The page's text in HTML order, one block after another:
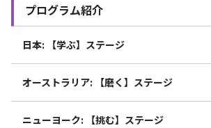
プログラム紹介
日本: 【学ぶ】ステージ
オーストラリア: 【磨く】ステージ
ニューヨーク: 【挑む】ステージ